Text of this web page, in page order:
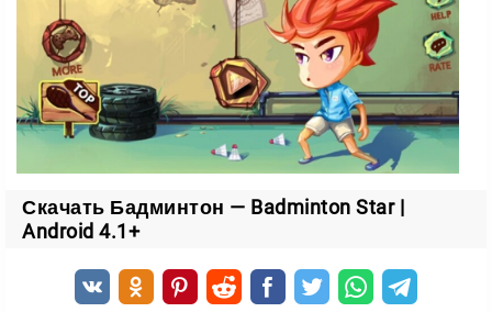
Скачать Бадминтон — Badminton Star |
Android 4.1+